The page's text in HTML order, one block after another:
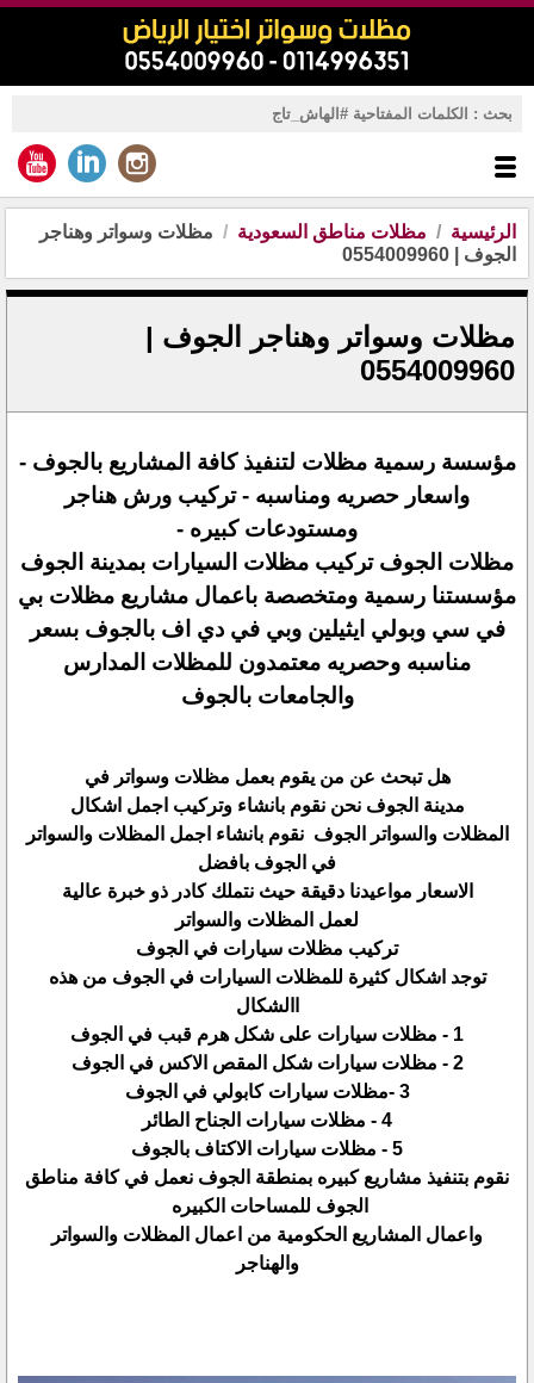
الرئيسية مظلات مناطق السعودية
مظلات وسواتر وهناجر
الجوف | 0554009960
مظلات وسواتر وهناجر الجوف |
0554009960
مؤسسة رسمية مظلات لتنفيذ كافة المشاريع بالجوف -
واسعار حصريه ومناسبه - تركيب ورش هناجر
ومستودعات كبيره -
مظلات الجوف تركيب مظلات السيارات بمدينة الجوف
مؤسستنا رسمية ومتخصصة باعمال مشاريع مظلات بي
في سي وبولي ايثيلين وبي في دي اف بالجوف بسعر
مناسبه وحصريه معتمدون للمظلات المدارس
والجامعات بالجوف
هل تبحث عن من يقوم بعمل مظلات وسواتر في
مدينة الجوف نحن نقوم بانشاء وتركيب اجمل اشكال
المظلات والسواتر الجوف نقوم بانشاء اجمل المظلات والسواتر
في الجوف بافضل
الاسعار مواعيدنا دقيقة حيث نتملك كادر ذو خبرة عالية
لعمل المظلات والسواتر
تركيب مظلات سيارات في الجوف
توجد اشكال كثيرة للمظلات السيارات في الجوف من هذه
االشكال
1 - مظلات سيارات على شكل هرم قبب في الجوف
2 - مظلات سيارات شكل المقص الاكس في الجوف
3 -مظلات سيارات كابولي في الجوف
4 - مظلات سيارات الجناح الطائر
5 - مظلات سيارات الاكتاف بالجوف
نقوم بتنفيذ مشاريع كبيره بمنطقة الجوف نعمل في كافة مناطق
الجوف للمساحات الكبيره
واعمال المشاريع الحكومية من اعمال المظلات والسواتر
والهناجر